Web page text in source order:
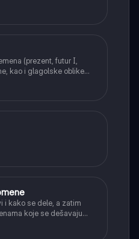
(prezent, futur I,
kao i glagolske oblike
prilozi) i glagolski vid
i kako se dele, a zatim
koje se dešavaju
pored drugog u rečima
po zvučnosti i mestu